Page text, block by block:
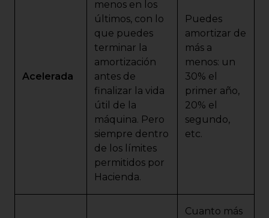
Acelerada
menos en los
últimos, con lo
que puedes
terminar la
amortización
antes de
finalizar la vida
útil de la
máquina. Pero
siempre dentro
de los límites
permitidos por
Hacienda.
Puedes
amortizar de
más a
menos: un
30% el
primer año,
20% el
segundo,
etc.
Cuanto más